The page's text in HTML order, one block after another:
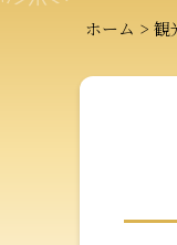
ホーム 観